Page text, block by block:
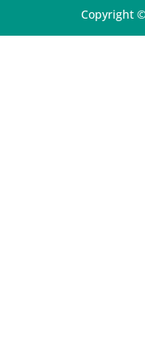
Copyright